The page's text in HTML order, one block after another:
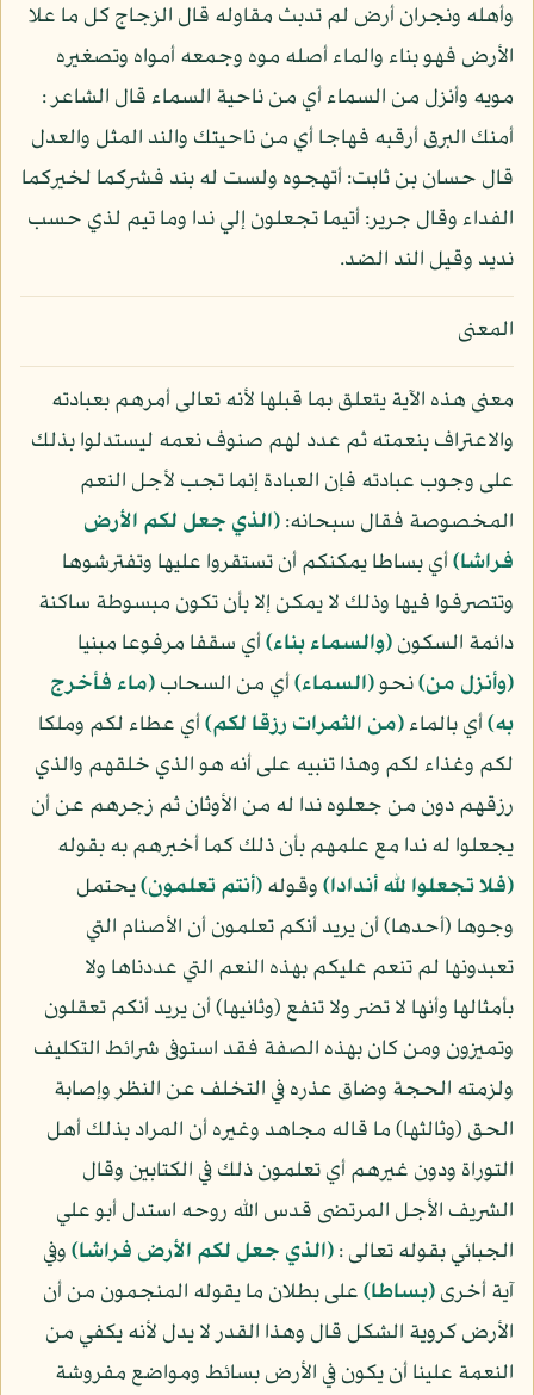
وأهله ونجران أرض لم تدبث مقاوله قال الزجاج كل ما علا
الأرض فهو بناء والماء أصله موه وجمعه أمواه وتصغيره
مويه وأنزل من السماء أي من ناحية السماء قال الشاعر :
أمنك البرق أرقبه فهاجا أي من ناحيتك والند المثل والعدل
قال حسان بن ثابت: أتهجوه ولست له بند فشركما لخيركما
الفداء وقال جرير: أتيما تجعلون إلي ندا وما تيم لذي حسب
نديد وقيل الند الضد.
المعنى
معنى هذه الآية يتعلق بما قبلها لأنه تعالى أمرهم بعبادته
والاعتراف بنعمته ثم عدد لهم صنوف نعمه ليستدلوا بذلك
على وجوب عبادته فإن العبادة إنما تجب لأجل النعم
المخصوصة فقال سبحانه:﴿الذي جعل لكم الأرض
فراشا﴾أي بساطا يمكنكم أن تستقروا عليها وتفترشوها
وتتصرفوا فيها وذلك لا يمكن إلا بأن تكون مبسوطة ساكنة
دائمة السكون﴿والسماء بناء﴾أي سقفا مرفوعا مبنيا
﴿وأنزل من﴾نحو﴿السماء﴾أي من السحاب﴿ماء فأخرج
به﴾أي بالماء﴿من الثمرات رزقا لكم﴾أي عطاء لكم وملكا
لكم وغذاء لكم وهذا تنبيه على أنه هو الذي خلقهم والذي
رزقهم دون من جعلوه ندا له من الأوثان ثم زجرهم عن أن
يجعلوا له ندا مع علمهم بأن ذلك كما أخبرهم به بقوله
﴿فلا تجعلوا لله أندادا﴾وقوله﴿أنتم تعلمون﴾يحتمل
وجوها (أحدها) أن يريد أنكم تعلمون أن الأصنام التي
تعبدونها لم تنعم عليكم بهذه النعم التي عددناها ولا
بأمثالها وأنها لا تضر ولا تنفع (وثانيها) أن يريد أنكم تعقلون
وتميزون ومن كان بهذه الصفة فقد استوفى شرائط التكليف
ولزمته الحجة وضاق عذره في التخلف عن النظر وإصابة
الحق (وثالثها) ما قاله مجاهد وغيره أن المراد بذلك أهل
التوراة ودون غيرهم أي تعلمون ذلك في الكتابين وقال
الشريف الأجل المرتضى قدس الله روحه استدل أبو علي
الجبائي بقوله تعالى :﴿الذي جعل لكم الأرض فراشا﴾وفي
آية أخرى﴿بساطا﴾على بطلان ما يقوله المنجمون من أن
الأرض كروية الشكل قال وهذا القدر لا يدل لأنه يكفي من
النعمة علينا أن يكون في الأرض بسائط ومواضع مفروشة